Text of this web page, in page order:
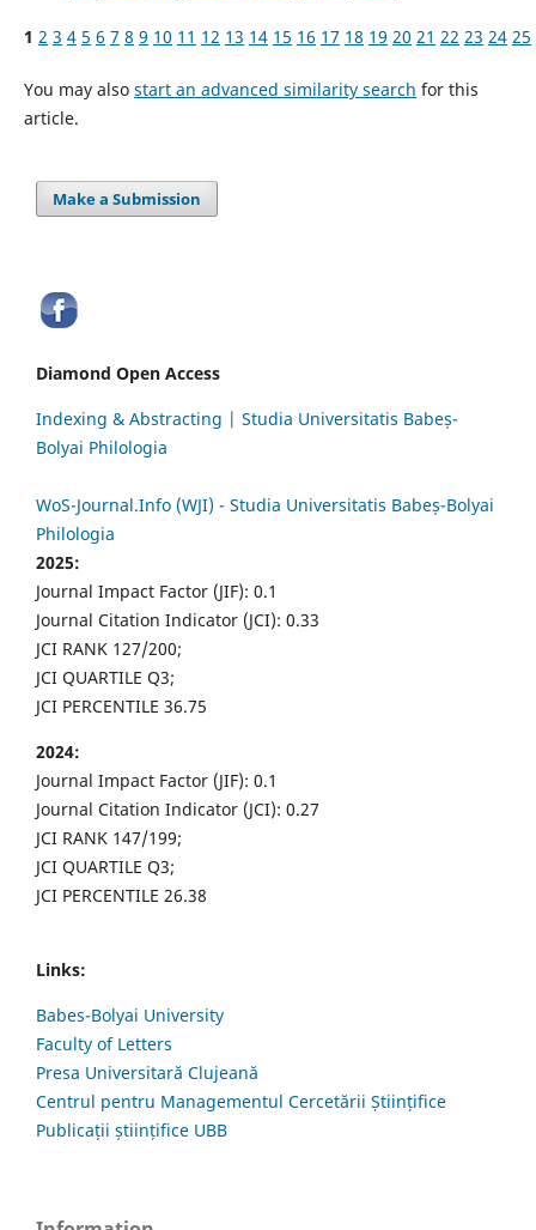
1 2 3 4 5 6 7 8 9 10 11 12 13 14 15 16 17 18 19 20 21 22 23 24 25
You may also start an advanced similarity search for this
article.
Make a Submission
Diamond Open Access
Indexing & Abstracting | Studia Universitatis Babeș-
Bolyai Philologia
WoS-Journal.Info (WJI) - Studia Universitatis Babeș-Bolyai
Philologia
2025:
Journal Impact Factor (JIF): 0.1
Journal Citation Indicator (JCI): 0.33
JCI RANK 127/200;
JCI QUARTILE Q3;
JCI PERCENTILE 36.75
2024:
Journal Impact Factor (JIF): 0.1
Journal Citation Indicator (JCI): 0.27
JCI RANK 147/199;
JCI QUARTILE Q3;
JCI PERCENTILE 26.38
Links:
Babes-Bolyai University
Faculty of Letters
Presa Universitară Clujeană
Centrul pentru Managementul Cercetării Științifice
Publicații științifice UBB